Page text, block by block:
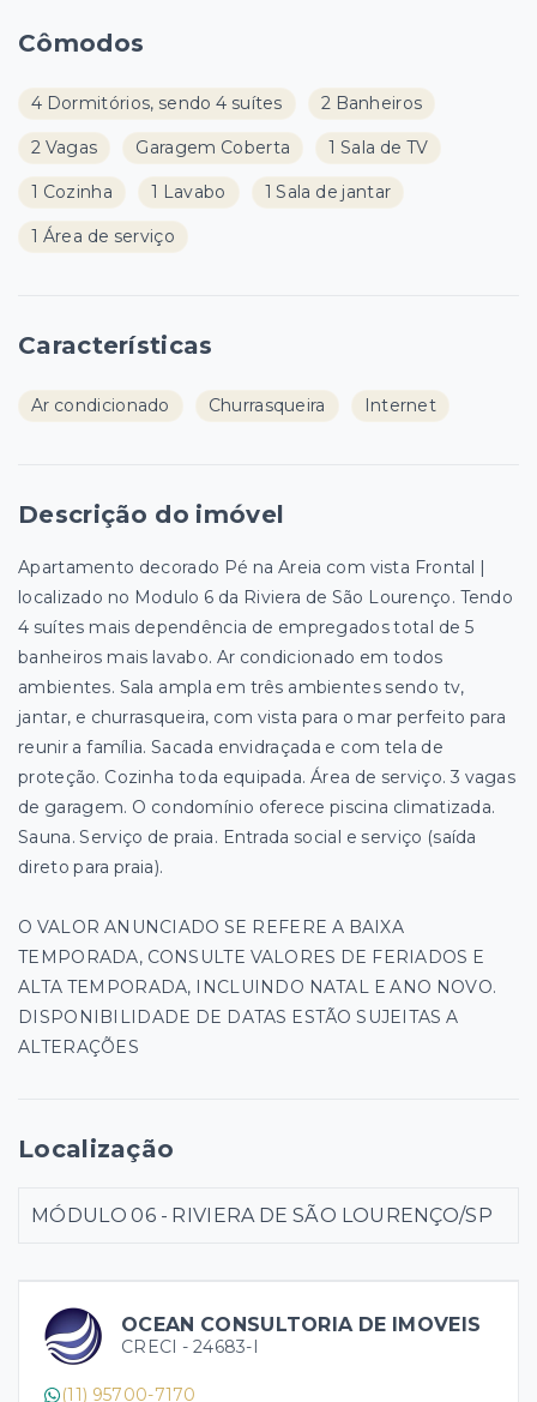
OCEAN CONSULTORIA DE IMOVEIS
CRECI - 24683-I
(11) 95700-7170
Cômodos
4 Dormitórios, sendo 4 suítes 2 Banheiros
2 Vagas Garagem Coberta 1 Sala de TV
1 Cozinha 1 Lavabo 1 Sala de jantar
1 Área de serviço
Características
Ar condicionado Churrasqueira Internet
Descrição do imóvel
Apartamento decorado Pé na Areia com vista Frontal |
localizado no Modulo 6 da Riviera de São Lourenço. Tendo
4 suítes mais dependência de empregados total de 5
banheiros mais lavabo. Ar condicionado em todos
ambientes. Sala ampla em três ambientes sendo tv,
jantar, e churrasqueira, com vista para o mar perfeito para
reunir a família. Sacada envidraçada e com tela de
proteção. Cozinha toda equipada. Área de serviço. 3 vagas
de garagem. O condomínio oferece piscina climatizada.
Sauna. Serviço de praia. Entrada social e serviço (saída
direto para praia).
O VALOR ANUNCIADO SE REFERE A BAIXA
TEMPORADA, CONSULTE VALORES DE FERIADOS E
ALTA TEMPORADA, INCLUINDO NATAL E ANO NOVO.
DISPONIBILIDADE DE DATAS ESTÃO SUJEITAS A
ALTERAÇÕES
Localização
MÓDULO 06 - RIVIERA DE SÃO LOURENÇO/SP